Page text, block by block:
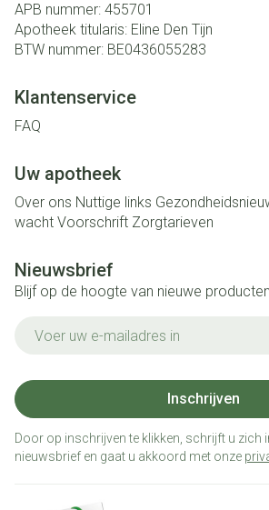
APB nummer: 455701
Apotheek titularis: Eline Den Tijn
BTW nummer: BE0436055283
Klantenservice
FAQ
Uw apotheek
Over ons Nuttige links
wacht Voorschrift Zorgtarieven
Nieuwsbrief
Blijf op de hoogte van nieuwe
Inschrijven
Door op inschrijven te klikken, schrijft u zich
nieuwsbrief en gaat u akkoord met onze